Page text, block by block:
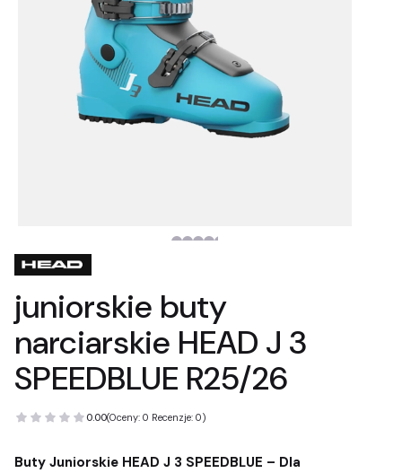
juniorskie buty
narciarskie HEAD J 3
SPEEDBLUE R25/26
0.00(Oceny: 0 Recenzje: 0)
Buty Juniorskie HEAD J 3 SPEEDBLUE – Dla